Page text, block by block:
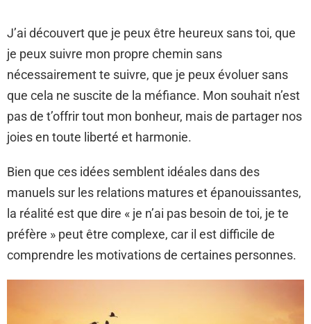
J’ai découvert que je peux être heureux sans toi, que
je peux suivre mon propre chemin sans
nécessairement te suivre, que je peux évoluer sans
que cela ne suscite de la méfiance. Mon souhait n’est
pas de t’offrir tout mon bonheur, mais de partager nos
joies en toute liberté et harmonie.
Bien que ces idées semblent idéales dans des
manuels sur les relations matures et épanouissantes,
la réalité est que dire « je n’ai pas besoin de toi, je te
préfère » peut être complexe, car il est difficile de
comprendre les motivations de certaines personnes.